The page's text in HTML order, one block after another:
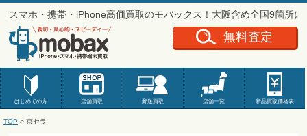
スマホ・携帯・iPhone高価買取のモバックス！大阪含め全国9箇所に
はじめての方 店舗買取 郵送買取 店舗一覧 新品買取価格表
無料査定
TOP > 京セラ